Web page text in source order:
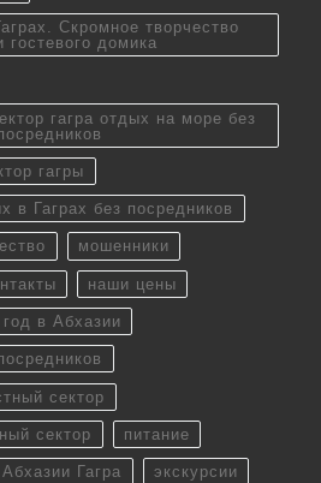
Скромное творчество
гостевого домика
гагра отдых на море без
гагры
в Гаграх без посредников
мошенники
наши цены
в Абхазии
сектор
сектор питание
Гагра экскурсии